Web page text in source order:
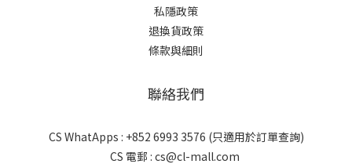
私隱政策
退換貨政策
條款與細則
聯絡我們
CS WhatApps : +852 6993 3576 (只適用於訂單查詢)
CS 電郵 : cs@cl-mall.com